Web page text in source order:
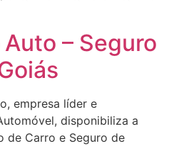
– Seguro
empresa líder e
disponibiliza a
de Carro e Seguro de